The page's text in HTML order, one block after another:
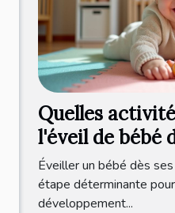
Quelles
l'éveil de bébé
mois ?
Éveiller un bébé dès
étape déterminante
développement...